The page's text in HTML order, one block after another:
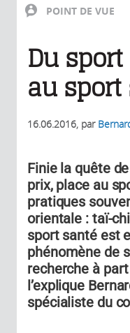
POINT DE VUE
Du
au sport
16.06.2016, par
Finie la quête
prix, place au
pratiques
orientale : taï-
sport santé est
phénomène de
recherche à
l’explique
spécialiste du